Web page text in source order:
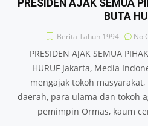
PRESIDEN AJAK SEMUA
BUTA
Berita Tahun 1994 No
PRESIDEN AJAK SEMUA
HURUF Jakarta, Media
mengajak tokoh
daerah, para ulama dan tokoh
pemimpin Ormas, kaum